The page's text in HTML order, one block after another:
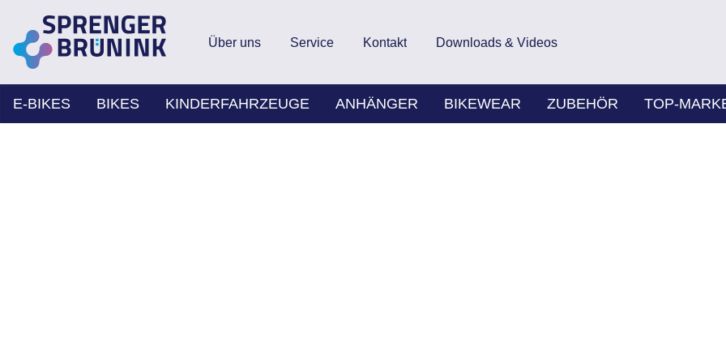
Über uns Service Kontakt Downloads & Videos
E-BIKES BIKES KINDERFAHRZEUGE ANHÄNGER BIKEWEAR ZUBEHÖR TOP-